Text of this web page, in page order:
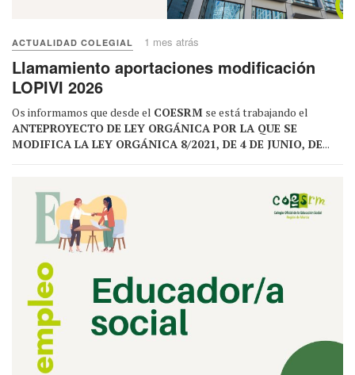
ACTUALIDAD COLEGIAL 1 mes atrás
Llamamiento aportaciones modificación
LOPIVI 2026
Os informamos que desde el COESRM se está trabajando el
ANTEPROYECTO DE LEY ORGÁNICA POR LA QUE SE
MODIFICA LA LEY ORGÁNICA 8/2021, DE 4 DE JUNIO, DE...